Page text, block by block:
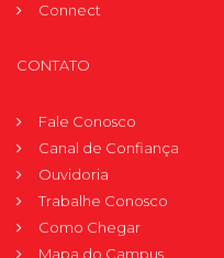
Connect
CONTATO
Fale Conosco
Canal de Confiança
Ouvidoria
Trabalhe Conosco
Como Chegar
Mapa do Campus